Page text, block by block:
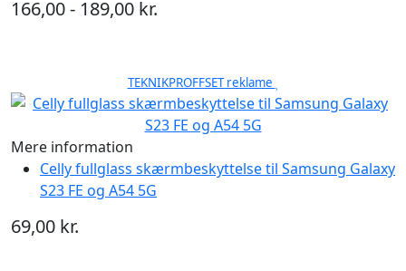
166,00 - 189,00 kr.
TEKNIKPROFFSET reklame
Mere information
Celly fullglass skærmbeskyttelse til Samsung Galaxy
S23 FE og A54 5G
69,00 kr.